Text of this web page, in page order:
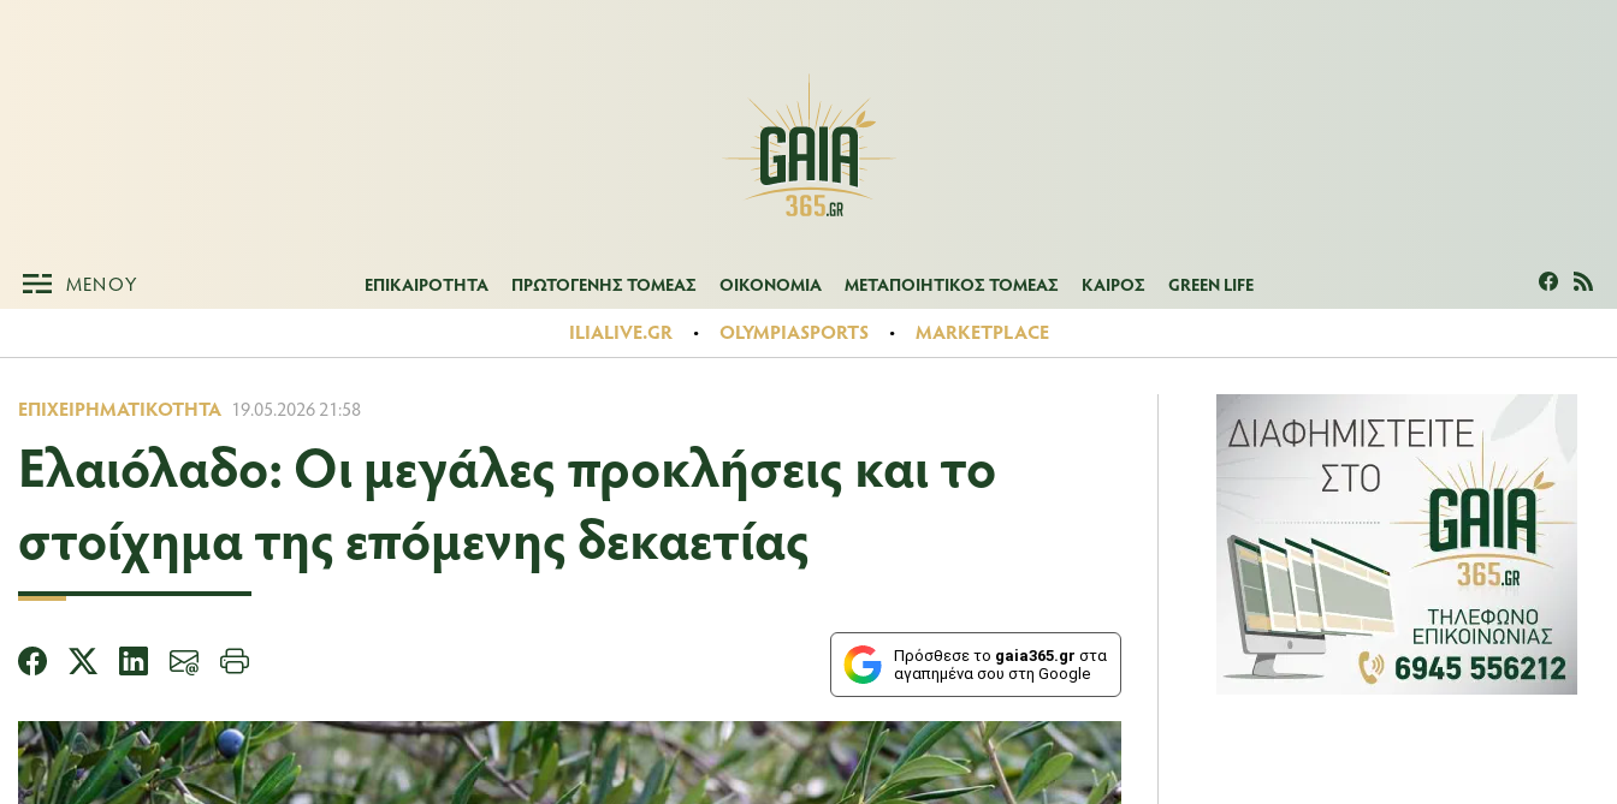
ΜΕΝΟΥ ΕΠΙΚΑΙΡΟΤΗΤΑ ΠΡΩΤΟΓΕΝΗΣ ΤΟΜΕΑΣ ΟΙΚΟΝΟΜΙΑ ΜΕΤΑΠΟΙΗΤΙΚΟΣ ΤΟΜΕΑΣ ΚΑΙΡΟΣ GREEN LIFE
ILIALIVE.GR OLYMPIASPORTS MARKETPLACE
ΕΠΙΧΕΙΡΗΜΑΤΙΚΌΤΗΤΑ 19.05.2026 21:58
Ελαιόλαδο: Οι μεγάλες προκλήσεις και το
στοίχημα της επόμενης δεκαετίας
Πρόσθεσε το gaia365.gr στα
αγαπημένα σου στη Google